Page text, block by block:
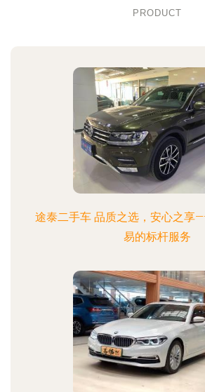
PRODUCT
途泰二手车 品质之选，安心之享
易的标杆服务